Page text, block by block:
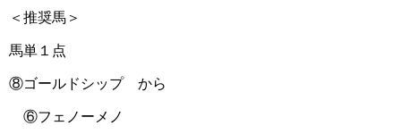
＜推奨馬＞
馬単１点
⑧ゴールドシップ から
⑥フェノーメノ